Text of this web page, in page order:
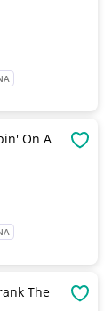
On A
The